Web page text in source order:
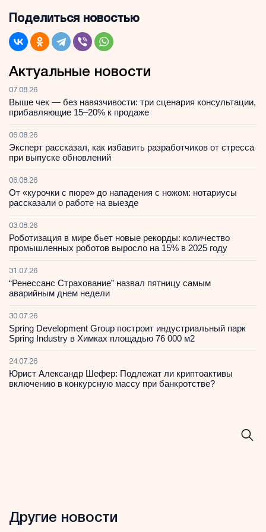
Поделиться новостью
Актуальные новости
07.08.26
Выше чек — без навязчивости: три сценария консультации,
прибавляющие 15–20% к продаже
06.08.26
Эксперт рассказал, как избавить разработчиков от стресса
при выпуске обновлений
06.08.26
От «курочки с пюре» до нападения с ножом: нотариусы
рассказали о работе на выезде
03.08.26
Роботизация в мире бьет новые рекорды: количество
промышленных роботов выросло на 15% в 2025 году
31.07.26
“Ренессанс Страхование” назвал пятницу самым
аварийным днем недели
30.07.26
Spring Development Group построит индустриальный парк
Spring Industry в Химках площадью 76 000 м2
24.07.26
Юрист Александр Шефер: Подлежат ли криптоактивы
включению в конкурсную массу при банкротстве?
Другие новости